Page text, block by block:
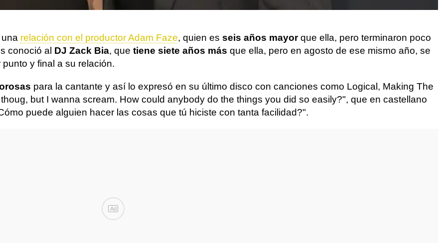
relación con el productor Adam Faze, quien es seis años mayorque ella, pero terminaron poco
conoció al DJ Zack Bia, que tiene siete años más que ella, pero en agosto de ese mismo año, se
y final a su relación.
para la cantante y así lo expresó en su último disco con canciones como Logical, Making The
but I wanna scream. How could anybody do the things you did so easily?", que en castellano
puede alguien hacer las cosas que tú hiciste con tanta facilidad?".
Ad